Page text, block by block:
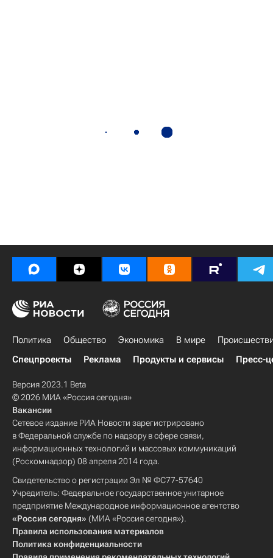
Политика Общество Экономика В мире
Спецпроекты
Реклама Продукты и сервисы Пресс-
Версия 2023.1 Beta
© 2026 МИА «Россия сегодня»
Вакансии
Сетевое издание РИА Новости зарегистрировано
в Федеральной службе по надзору в сфере связи,
информационных технологий и массовых коммуникаций
(Роскомнадзор) 08 апреля 2014 года.
Свидетельство о регистрации Эл № ФС77-57640
Учредитель: Федеральное государственное унитарное
предприятие Международное информационное агентство
«Россия сегодня» (МИА «Россия сегодня»).
Правила использования материалов
Политика конфиденциальности